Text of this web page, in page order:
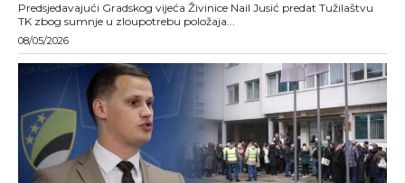
Predsjedavajući Gradskog vijeća Živinice Nail Jusić predat Tužilaštvu
TK zbog sumnje u zloupotrebu položaja...
08/05/2026